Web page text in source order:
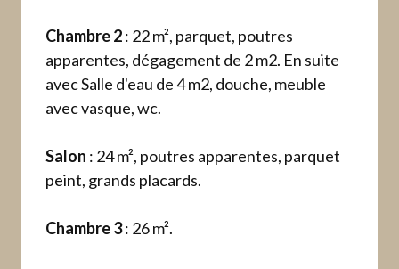
Chambre 2: 22 m², parquet, poutres
apparentes, dégagement de 2 m2. En suite
avec Salle d'eau de 4 m2, douche, meuble
avec vasque, wc.
Salon : 24 m², poutres apparentes, parquet
peint, grands placards.
Chambre 3: 26 m².